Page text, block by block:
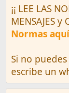
¡¡ LEE LAS
MENSAJES y
Normas
Si no
escribe un